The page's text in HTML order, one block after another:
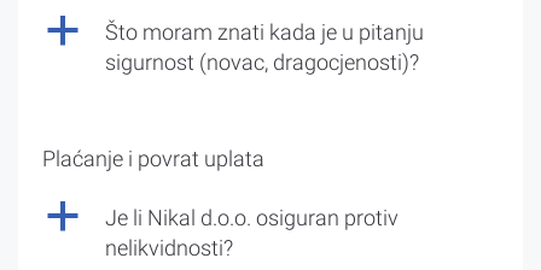
a
Što moram znati kada je u pitanju
sigurnost (novac, dragocjenosti)?
Plaćanje i povrat uplata
a
Je li Nikal d.o.o. osiguran protiv
nelikvidnosti?